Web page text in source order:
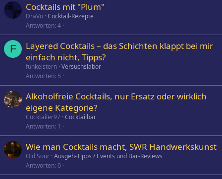
Cocktails mit "Plum"
DraVo Cocktail-Rezepte
Antworten 4
F
Layered Cocktails – das Schichten klappt bei mir
einfach nicht, Tipps?
funkelstern Versuchslabor
Antworten 5
Alkoholfreie Cocktails, nur Ersatz oder wirklich
eigene Kategorie?
Cocktailer97 Cocktailbar
Antworten 1
Wie man Cocktails macht, SWR Handwerkskunst
Old Sour Ausgeh-Tipps / Events und Bar-Reviews
Antworten 0